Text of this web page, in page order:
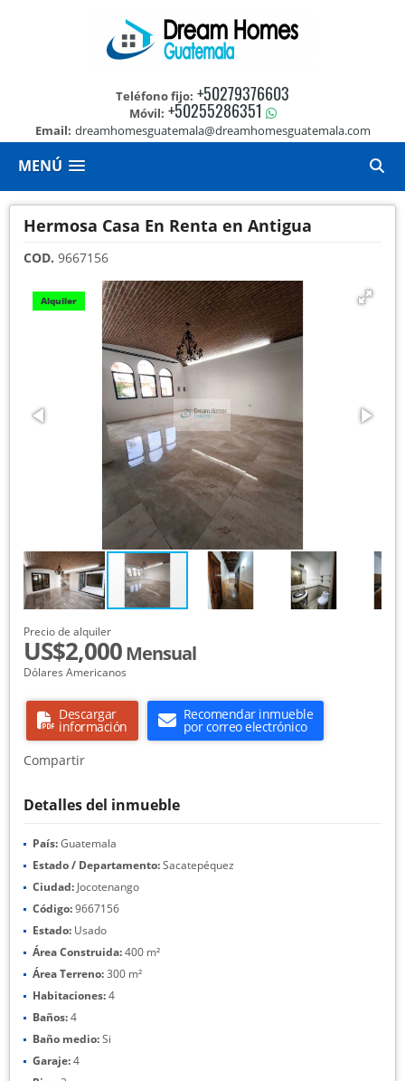
Teléfono fijo: +50279376603
Móvil: +50255286351
Email: dreamhomesguatemala@dreamhomesguatemala.com
MENÚ
Hermosa Casa En Renta en Antigua
COD. 9667156
Alquiler
Precio de alquiler
US$2,000Mensual
Dólares Americanos
Descargar
información
Recomendar inmueble
por correo electrónico
Compartir
Detalles del inmueble
País:Guatemala
Estado / Departamento:Sacatepéquez
Ciudad: Jocotenango
Código:9667156
Estado: Usado
Área Construida:400 m²
Área Terreno:300 m²
Habitaciones:4
Baños:4
Baño medio:Si
Garaje:4